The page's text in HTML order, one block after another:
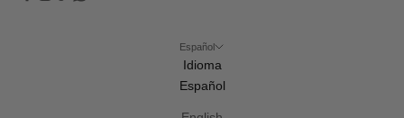
Español
Idioma
Español